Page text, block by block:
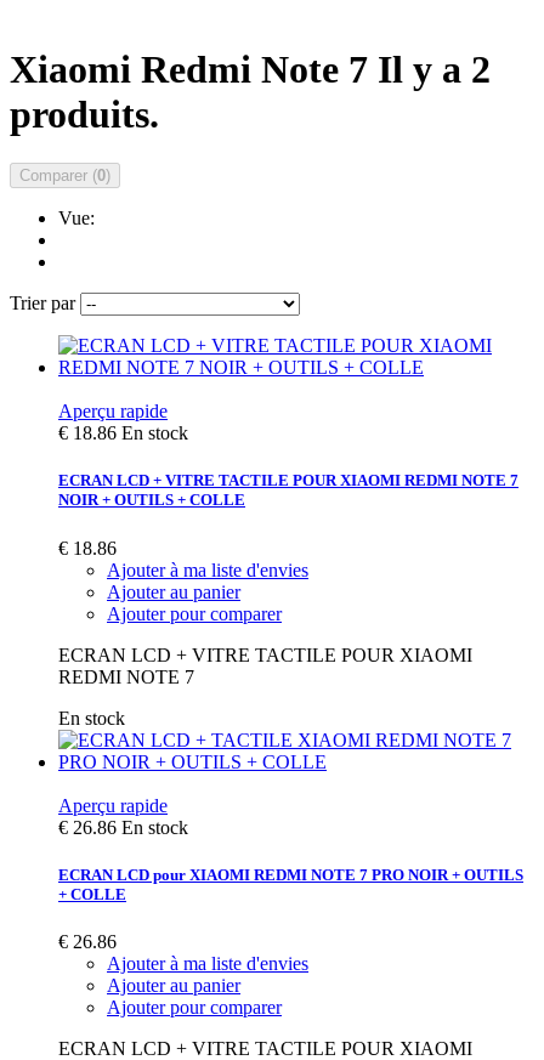
Xiaomi Redmi Note 7 Il y a 2
produits.
Comparer (0)
Vue:
Trier par
Aperçu rapide
€ 18.86 En stock
ECRAN LCD + VITRE TACTILE POUR XIAOMI REDMI NOTE 7
NOIR + OUTILS + COLLE
€ 18.86
Ajouter à ma liste d'envies
Ajouter au panier
Ajouter pour comparer
ECRAN LCD + VITRE TACTILE POUR XIAOMI
REDMI NOTE 7
En stock
Aperçu rapide
€ 26.86 En stock
ECRAN LCD pour XIAOMI REDMI NOTE 7 PRO NOIR + OUTILS
+ COLLE
€ 26.86
Ajouter à ma liste d'envies
Ajouter au panier
Ajouter pour comparer
ECRAN LCD + VITRE TACTILE POUR XIAOMI